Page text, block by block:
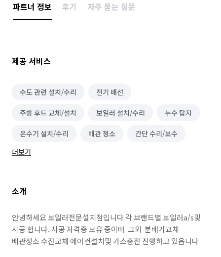
파트너 정보 후기 자주 묻는 질문
제공 서비스
수도 관련 설치/수리 전기 배선
주방 후드 교체/설치 보일러 설치/수리 누수 탐지
온수기 설치/수리 배관 청소
간단 수리/보수
더보기
소개
안녕하세요 보일러전문설치점입니다 각 브랜드별 보일러a/s및
시공 합니다. 시공 자격증 보유 중이며  그외  분배기교체
배관청소 수전교체 에어컨설치및 가스충전 진행하고 있읍니다